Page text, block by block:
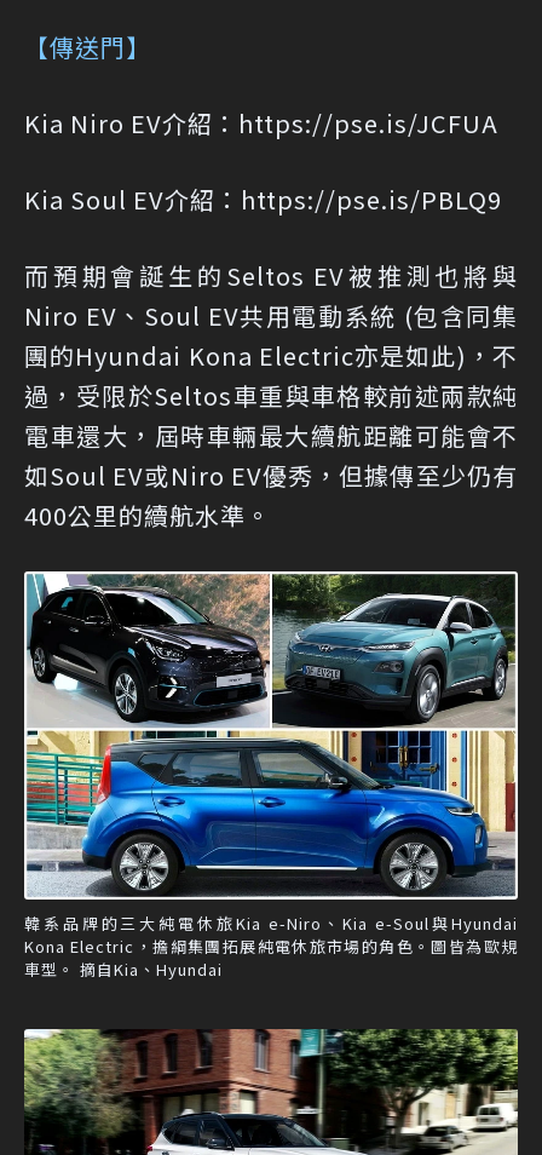
【傳送門】
Kia Niro EV介紹： https://pse.is/JCFUA
Kia Soul EV介紹： https://pse.is/PBLQ9
而預期會誕生的Seltos EV被推測也將與
Niro EV、Soul EV共用電動系統 (包含同集
團的Hyundai Kona Electric亦是如此)，不
過，受限於Seltos車重與車格較前述兩款純
電車還大，屆時車輛最大續航距離可能會不
如Soul EV或Niro EV優秀，但據傳至少仍有
400公里的續航水準。
韓系品牌的三大純電休旅Kia e-Niro、Kia e-Soul與Hyundai
Kona Electric，擔綱集團拓展純電休旅市場的角色。圖皆為歐規
車型。 摘自Kia、Hyundai